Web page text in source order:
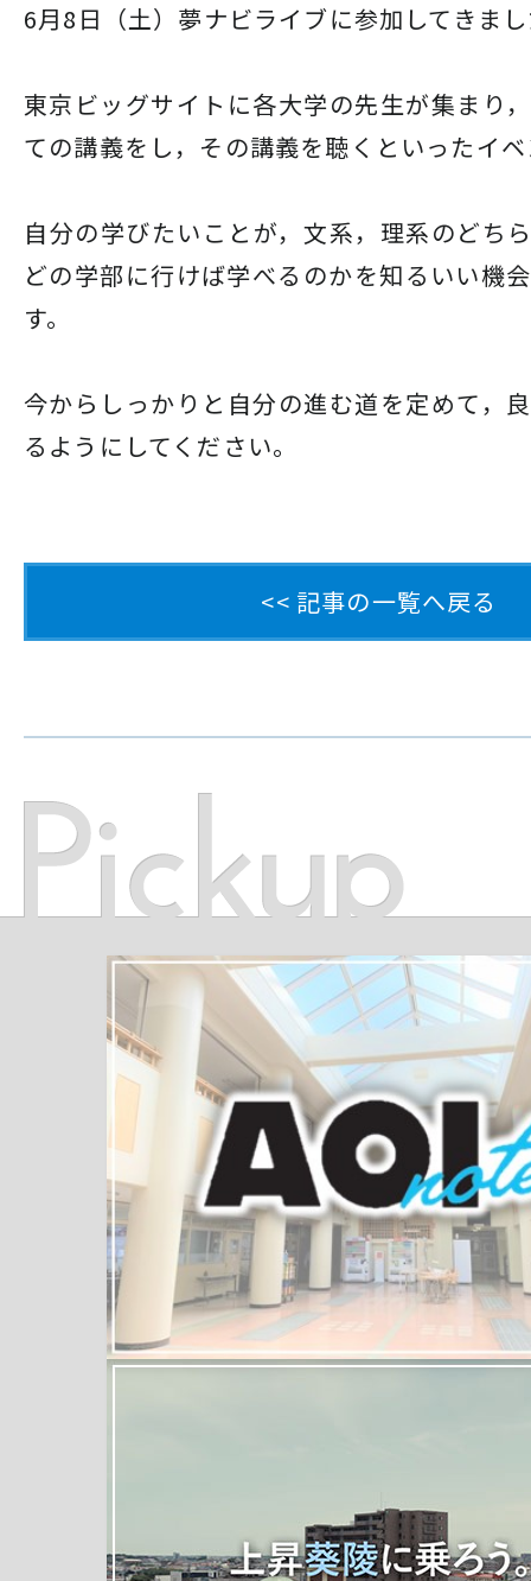
6月8日（土）夢ナビライブに参加してきま
東京ビッグサイトに各大学の先生が集まり
ての講義をし，その講義を聴くといったイ
自分の学びたいことが，文系，理系のどち
どの学部に行けば学べるのかを知るいい機
す。
今からしっかりと自分の進む道を定めて，
るようにしてください。
<< 記事の一覧へ戻る